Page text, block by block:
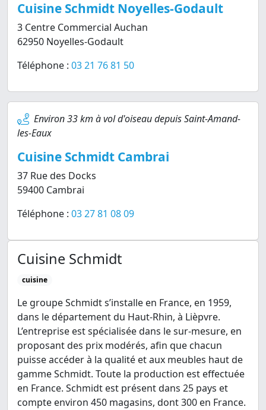
Cuisine Schmidt Noyelles-Godault
3 Centre Commercial Auchan
62950 Noyelles-Godault
Téléphone : 03 21 76 81 50
Environ 33 km à vol d'oiseau depuis Saint-Amand-
les-Eaux
Cuisine Schmidt Cambrai
37 Rue des Docks
59400 Cambrai
Téléphone : 03 27 81 08 09
Cuisine Schmidt
cuisine
Le groupe Schmidt s’installe en France, en 1959,
dans le département du Haut-Rhin, à Lièpvre.
L’entreprise est spécialisée dans le sur-mesure, en
proposant des prix modérés, afin que chacun
puisse accéder à la qualité et aux meubles haut de
gamme Schmidt. Toute la production est effectuée
en France. Schmidt est présent dans 25 pays et
compte environ 450 magasins, dont 300 en France.